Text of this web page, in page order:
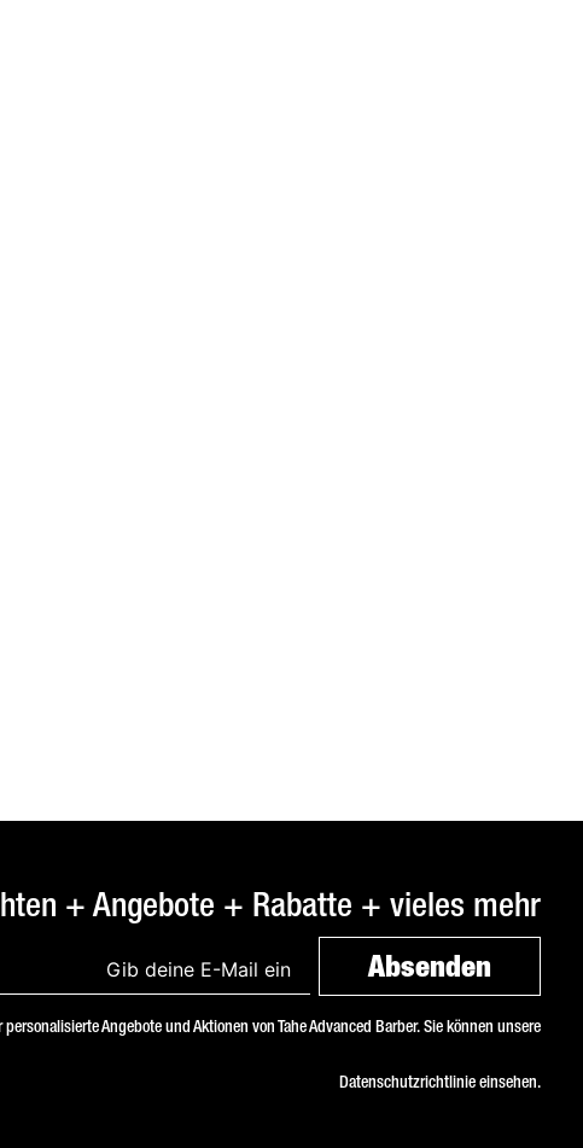
+ Angebote + Rabatte + vieles mehr
Angebote und Aktionen von Tahe Advanced Barber. Sie können unsere
Datenschutzrichtlinie einsehen.